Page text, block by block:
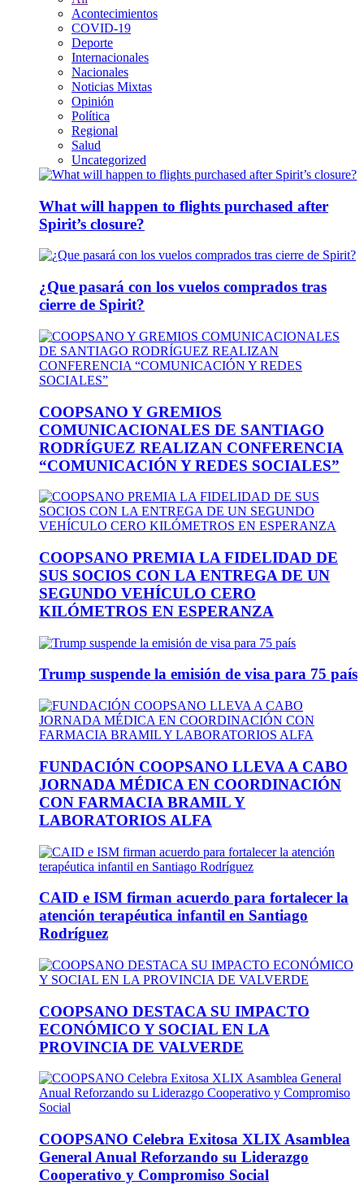
Acontecimientos
COVID-19
Deporte
Internacionales
Nacionales
Noticias Mixtas
Opinión
Política
Regional
Salud
Uncategorized
What will happen to flights purchased after
Spirit’s closure?
¿Que pasará con los vuelos comprados tras
cierre de Spirit?
COOPSANO Y GREMIOS
COMUNICACIONALES DE SANTIAGO
RODRÍGUEZ REALIZAN CONFERENCIA
“COMUNICACIÓN Y REDES SOCIALES”
COOPSANO PREMIA LA FIDELIDAD DE
SUS SOCIOS CON LA ENTREGA DE UN
SEGUNDO VEHÍCULO CERO
KILÓMETROS EN ESPERANZA
Trump suspende la emisión de visa para 75 país
FUNDACIÓN COOPSANO LLEVA A CABO
JORNADA MÉDICA EN COORDINACIÓN
CON FARMACIA BRAMIL Y
LABORATORIOS ALFA
CAID e ISM firman acuerdo para fortalecer la
atención terapéutica infantil en Santiago
Rodríguez
COOPSANO DESTACA SU IMPACTO
ECONÓMICO Y SOCIAL EN LA
PROVINCIA DE VALVERDE
COOPSANO Celebra Exitosa XLIX Asamblea
General Anual Reforzando su Liderazgo
Cooperativo y Compromiso Social